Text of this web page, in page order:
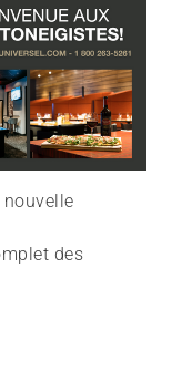
des